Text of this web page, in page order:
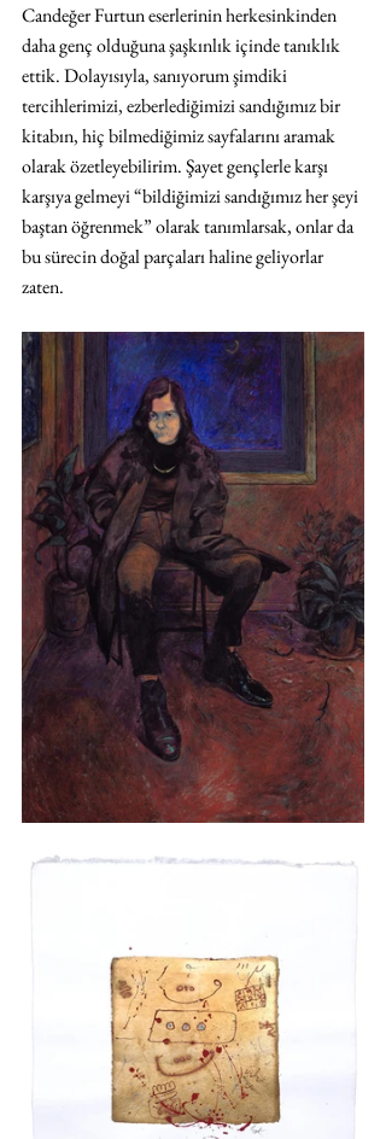
Candeğer Furtun eserlerinin herkesinkinden
daha genç olduğuna şaşkınlık içinde tanıklık
ettik. Dolayısıyla, sanıyorum şimdiki
tercihlerimizi, ezberlediğimizi sandığımız bir
kitabın, hiç bilmediğimiz sayfalarını aramak
olarak özetleyebilirim. Şayet gençlerle karşı
karşıya gelmeyi “bildiğimizi sandığımız her şeyi
baştan öğrenmek” olarak tanımlarsak, onlar da
bu sürecin doğal parçaları haline geliyorlar
zaten.